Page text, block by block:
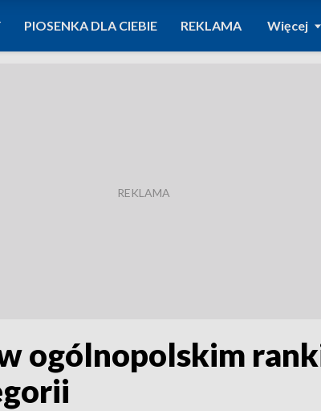
PIOSENKA DLA CIEBIE REKLAMA Więcej
ogólnopolskim